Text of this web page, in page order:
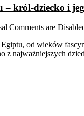
– król-dziecko i
Comments are
od wieków
z najważniejszych